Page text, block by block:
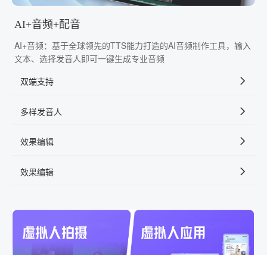
AI+音频+配音
AI+音频：基于全球领先的TTS能力打造的AI音频制作工具，输入
文本、选择发音人即可一键生成专业音频
双端支持
多样发音人
效果编辑
效果编辑